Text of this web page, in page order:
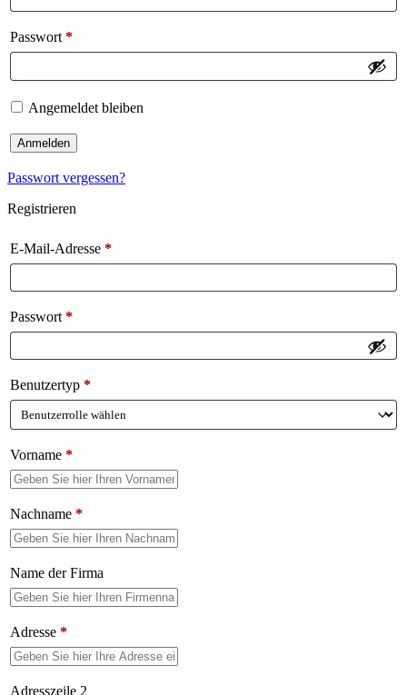
Passwort *
Angemeldet bleiben
Anmelden
Passwort vergessen?
Registrieren
E-Mail-Adresse *
Passwort *
Benutzertyp *
Vorname *
Nachname *
Name der Firma
Adresse *
Adresszeile 2